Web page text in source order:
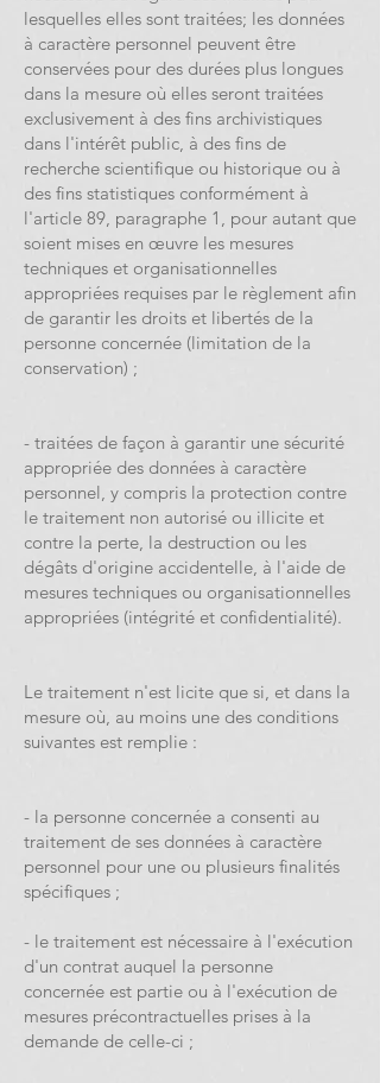
lesquelles elles sont traitées; les données
à caractère personnel peuvent être
conservées pour des durées plus longues
dans la mesure où elles seront traitées
exclusivement à des fins archivistiques
dans l'intérêt public, à des fins de
recherche scientifique ou historique ou à
des fins statistiques conformément à
l'article 89, paragraphe 1, pour autant que
soient mises en œuvre les mesures
techniques et organisationnelles
appropriées requises par le règlement afin
de garantir les droits et libertés de la
personne concernée (limitation de la
conservation) ;
- traitées de façon à garantir une sécurité
appropriée des données à caractère
personnel, y compris la protection contre
le traitement non autorisé ou illicite et
contre la perte, la destruction ou les
dégâts d'origine accidentelle, à l'aide de
mesures techniques ou organisationnelles
appropriées (intégrité et confidentialité).
Le traitement n'est licite que si, et dans la
mesure où, au moins une des conditions
suivantes est remplie :
- la personne concernée a consenti au
traitement de ses données à caractère
personnel pour une ou plusieurs finalités
spécifiques ;
- le traitement est nécessaire à l'exécution
d'un contrat auquel la personne
concernée est partie ou à l'exécution de
mesures précontractuelles prises à la
demande de celle-ci ;